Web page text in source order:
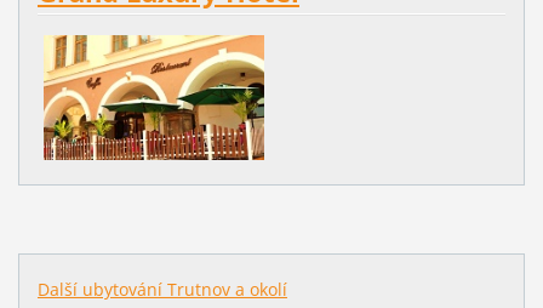
Další ubytování Trutnov a okolí